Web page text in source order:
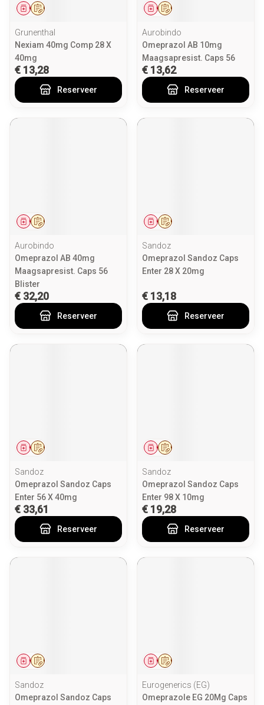
Op voorschrift
Geneesmiddel
Grunenthal
Nexiam 40mg Comp 28 X
40mg
€ 13,28
Reserveer
Op voorschrift
Geneesmiddel
Aurobindo
Omeprazol AB 10mg
Maagsapresist. Caps 56
€ 13,62
Reserveer
Op voorschrift
Geneesmiddel
Aurobindo
Omeprazol AB 40mg
Maagsapresist. Caps 56
Blister
€ 32,20
Reserveer
Op voorschrift
Geneesmiddel
Sandoz
Omeprazol Sandoz Caps
Enter 28 X 20mg
€ 13,18
Reserveer
Op voorschrift
Geneesmiddel
Sandoz
Omeprazol Sandoz Caps
Enter 56 X 40mg
€ 33,61
Reserveer
Op voorschrift
Geneesmiddel
Sandoz
Omeprazol Sandoz Caps
Enter 98 X 10mg
€ 19,28
Reserveer
Op voorschrift
Geneesmiddel
Sandoz
Omeprazol Sandoz Caps
Op voorschrift
Geneesmiddel
Eurogenerics (EG)
Omeprazole EG 20Mg Caps